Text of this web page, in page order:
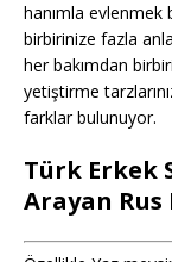
hanımla evlenmek
birbirinize fazla
her bakımdan
yetiştirme
farklar bulunuyor.
Türk Erkek
Arayan